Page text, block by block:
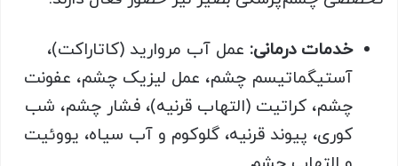
خدمات درمانی: عمل آب مروارید (کاتاراکت)،
آستیگماتیسم چشم، عمل لیزیک چشم، عفونت
چشم، کراتیت (التهاب قرنیه)، فشار چشم، شب
کوری، پیوند قرنیه، گلوکوم و آب سیاه، یووئیت